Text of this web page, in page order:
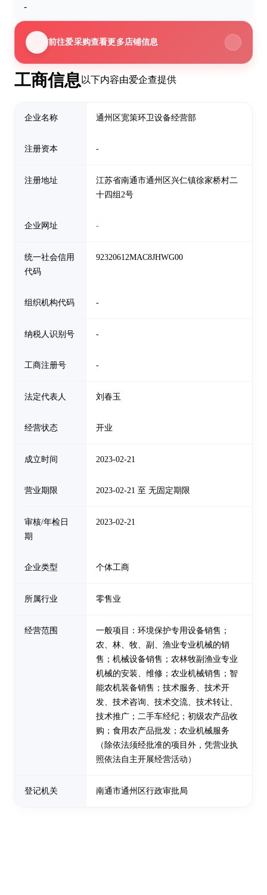
工商信息 以下内容由爱企查提供
企业名称 通州区宽策环卫设备经营部
注册资本 -
注册地址
江苏省南通市通州区兴仁镇徐家桥村二
十四组2号
企业网址 -
统一社会信用
代码
92320612MAC8JHWG00
组织机构代码 -
纳税人识别号 -
工商注册号 -
法定代表人 刘春玉
经营状态 开业
成立时间 2023-02-21
营业期限 2023-02-21 至 无固定期限
审核/年检日
期
2023-02-21
企业类型 个体工商
所属行业 零售业
经营范围
一般项目：环境保护专用设备销售；
农、林、牧、副、渔业专业机械的销
售；机械设备销售；农林牧副渔业专业
机械的安装、维修；农业机械销售；智
能农机装备销售；技术服务、技术开
发、技术咨询、技术交流、技术转让、
技术推广；二手车经纪；初级农产品收
购；食用农产品批发；农业机械服务
（除依法须经批准的项目外，凭营业执
照依法自主开展经营活动）
登记机关 南通市通州区行政审批局
-
前往爱采购查看更多店铺信息